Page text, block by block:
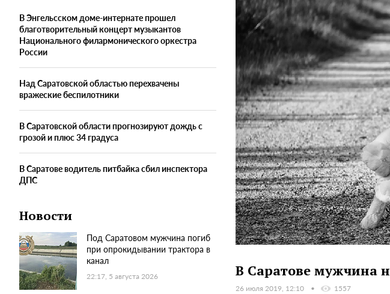
В Энгельсском доме-интернате прошел
благотворительный концерт музыкантов
Национального филармонического оркестра
России
Над Саратовской областью перехвачены
вражеские беспилотники
В Саратовской области прогнозируют дождь с
грозой и плюс 34 градуса
В Саратове водитель питбайка сбил инспектора
ДПС
Новости
Под Саратовом мужчина погиб
при опрокидывании трактора в
канал
22:17, 5 августа 2026 В Саратове мужчина
26 июля 2019, 12:10 1557